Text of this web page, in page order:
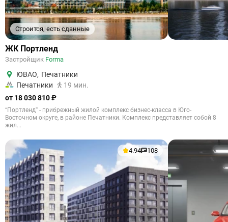
Строится, есть сданные
ЖК Портленд
Застройщик Forma
ЮВАО, Печатники
Печатники
19 мин.
от 18 030 810 ₽
“Портленд” - прибрежный жилой комплекс бизнес-класса в Юго-
Восточном округе, в районе Печатники. Комплекс представляет собой 8
жил...
4.94 108